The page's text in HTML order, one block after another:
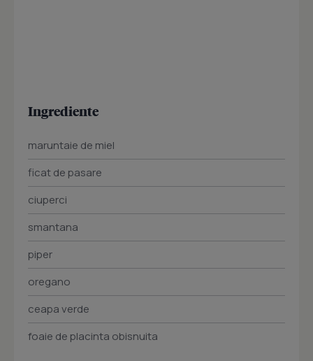
Ingrediente
maruntaie de miel
ficat de pasare
ciuperci
smantana
piper
oregano
ceapa verde
foaie de placinta obisnuita